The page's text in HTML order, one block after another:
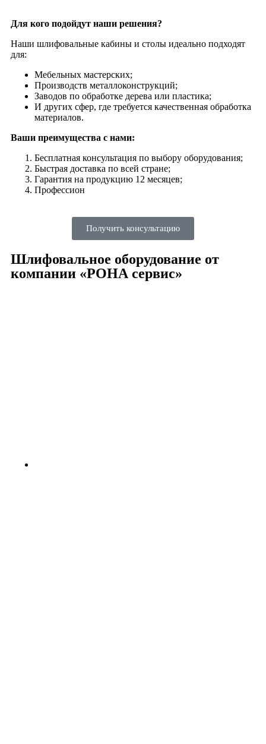
Для кого подойдут наши решения?
Наши шлифовальные кабины и столы идеально подходят
для:
Мебельных мастерских;
Производств металлоконструкций;
Заводов по обработке дерева или пластика;
И других сфер, где требуется качественная обработка
материалов.
Ваши преимущества с нами:
Бесплатная консультация по выбору оборудования;
Быстрая доставка по всей стране;
Гарантия на продукцию 12 месяцев;
Профессион
Получить консультацию
Шлифовальное оборудование от
компании «РОНА сервис»